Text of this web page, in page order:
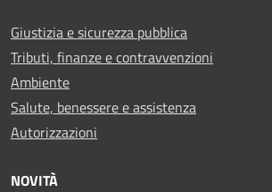
Giustizia e sicurezza pubblica
Tributi, finanze e contravvenzioni
Ambiente
Salute, benessere e assistenza
Autorizzazioni
NOVITÀ